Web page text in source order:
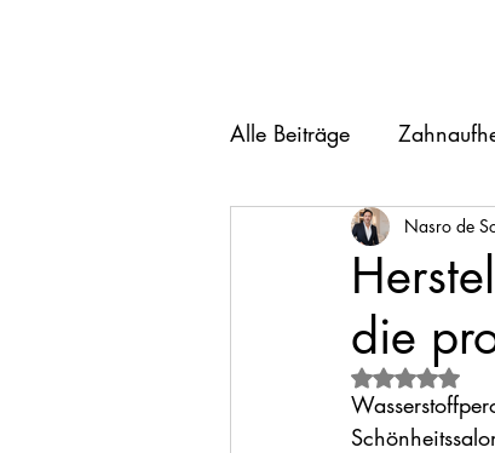
Alle Beiträge
die
Nasro de
Mit NaN